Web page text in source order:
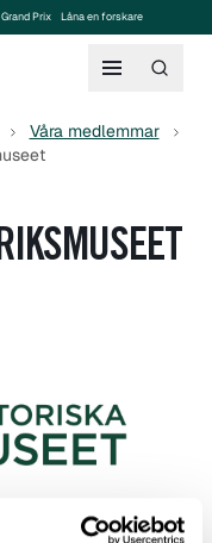
Prix Låna en forskare
Våra medlemmar